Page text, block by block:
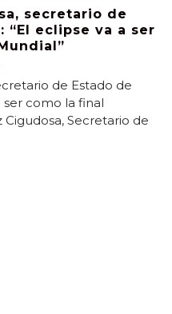
secretario de
“El eclipse va a ser
de Estado de
ser como la final
Cigudosa, Secretario de